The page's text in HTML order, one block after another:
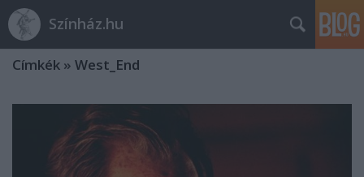
Színház.hu
Címkék » West_End